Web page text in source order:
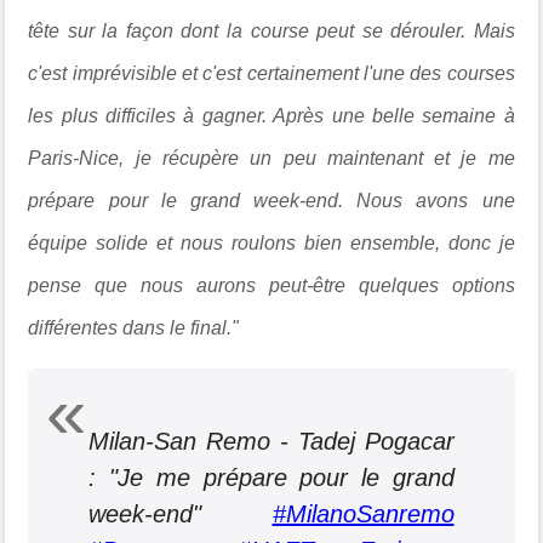
tête sur la façon dont la course peut se dérouler. Mais
c'est imprévisible et c'est certainement l'une des courses
les plus difficiles à gagner. Après une belle semaine à
Paris-Nice, je récupère un peu maintenant et je me
prépare pour le grand week-end. Nous avons une
équipe solide et nous roulons bien ensemble, donc je
pense que nous aurons peut-être quelques options
différentes dans le final."
Milan-San Remo - Tadej Pogacar
: "Je me prépare pour le grand
week-end" #MilanoSanremo